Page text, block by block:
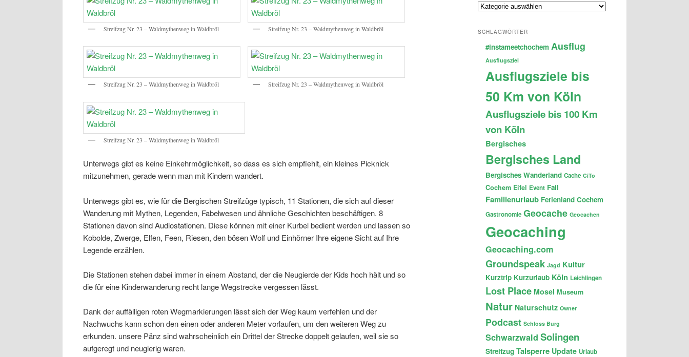
Streifzug Nr. 23 – Waldmythenweg in Waldbröl
Streifzug Nr. 23 – Waldmythenweg in Waldbröl
Streifzug Nr. 23 – Waldmythenweg in Waldbröl
Streifzug Nr. 23 – Waldmythenweg in Waldbröl
Streifzug Nr. 23 – Waldmythenweg in Waldbröl
Unterwegs gibt es keine Einkehrmöglichkeit, so dass es sich empfiehlt, ein kleines Picknick
mitzunehmen, gerade wenn man mit Kindern wandert.
Unterwegs gibt es, wie für die Bergischen Streifzüge typisch, 11 Stationen, die sich auf dieser
Wanderung mit Mythen, Legenden, Fabelwesen und ähnliche Geschichten beschäftigen. 8
Stationen davon sind Audiostationen. Diese können mit einer Kurbel bedient werden und lassen so
Kobolde, Zwerge, Elfen, Feen, Riesen, den bösen Wolf und Einhörner Ihre eigene Sicht auf Ihre
Legende erzählen.
Die Stationen stehen dabei immer in einem Abstand, der die Neugierde der Kids hoch hält und so
die für eine Kinderwanderung recht lange Wegstrecke vergessen lässt.
Dank der auffälligen roten Wegmarkierungen lässt sich der Weg kaum verfehlen und der
Nachwuchs kann schon den einen oder anderen Meter vorlaufen, um den weiteren Weg zu
erkunden. unsere Pänz sind wahrscheinlich ein Drittel der Strecke doppelt gelaufen, weil sie so
aufgeregt und neugierig waren.
Themen
SCHLAGWÖRTER
#instameetchochem Ausflug
Ausflugsziel
Ausflugsziele bis
50 Km von Köln
Ausflugsziele bis 100 Km
von Köln
Bergisches
Bergisches Land
Bergisches Wanderland Cache CiTo
Cochem Eifel Event Fail
Familienurlaub Ferienland Cochem
Gastronomie Geocache Geocachen
Geocaching
Geocaching.com
Groundspeak Jagd Kultur
Kurztrip Kurzurlaub Köln Leichlingen
Lost Place Mosel Museum
Natur Naturschutz Owner
Podcast Schloss Burg
Schwarzwald Solingen
Streifzug Talsperre Update Urlaub